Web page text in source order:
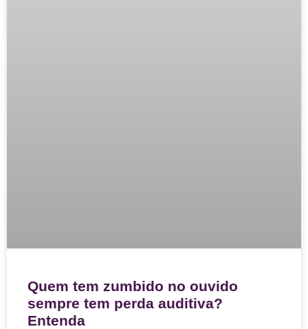
Quem tem zumbido no ouvido
sempre tem perda auditiva?
Entenda